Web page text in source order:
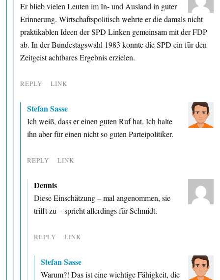
Er blieb vielen Leuten im In- und Ausland in guter
Erinnerung. Wirtschaftspolitisch wehrte er die damals nicht
praktikablen Ideen der SPD Linken gemeinsam mit der FDP
ab. In der Bundestagswahl 1983 konnte die SPD ein für den
Zeitgeist achtbares Ergebnis erzielen.
REPLY LINK
Stefan Sasse
Ich weiß, dass er einen guten Ruf hat. Ich halte
ihn aber für einen nicht so guten Parteipolitiker.
REPLY LINK
Dennis
Diese Einschätzung – mal angenommen, sie
trifft zu – spricht allerdings für Schmidt.
REPLY LINK
Stefan Sasse
Warum?! Das ist eine wichtige Fähigkeit, die